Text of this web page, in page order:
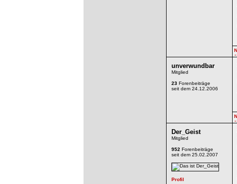
unverwundbar
Mitglied
23 Forenbeiträge
seit dem 24.12.2006
Der_Geist
Mitglied
952 Forenbeiträge
seit dem 25.02.2007